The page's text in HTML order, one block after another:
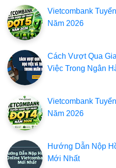
Vietcombank
Năm 2026
Cách Vượt Qua
Việc Trong Ngân
Vietcombank
Năm 2026
Hướng Dẫn Nộp
Mới Nhất